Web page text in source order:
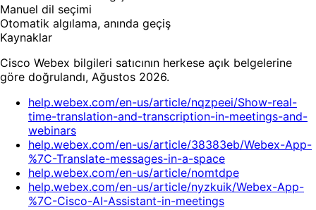
Manuel dil seçimi
Otomatik algılama, anında geçiş
Kaynaklar
Cisco Webex bilgileri satıcının herkese açık belgelerine
göre doğrulandı, Ağustos 2026.
help.webex.com/en-us/article/nqzpeei/Show-real-
time-translation-and-transcription-in-meetings-and-
webinars
help.webex.com/en-us/article/38383eb/Webex-App-
%7C-Translate-messages-in-a-space
help.webex.com/en-us/article/nomtdpe
help.webex.com/en-us/article/nyzkuik/Webex-App-
%7C-Cisco-AI-Assistant-in-meetings